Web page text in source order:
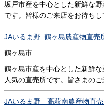
坂戸市産を中心とした新鮮な
です。皆様のご来店をお待ちし
JAいるま野 鶴ヶ島農産物直売
鶴ヶ島市
鶴ヶ島市産を中心とした新鮮
人気の直売所です。皆さまの
JAいるま野 高萩南農産物直